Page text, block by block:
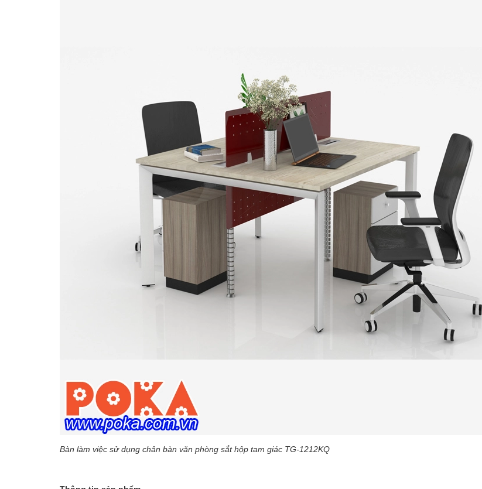
Bàn làm việc sử dụng chân bàn văn phòng sắt hộp tam giác TG-1212KQ